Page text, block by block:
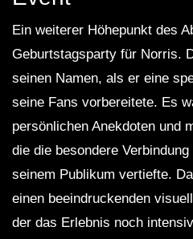
Ein weiterer Höhepunkt des
Geburtstagsparty für Norris.
seinen Namen, als er eine
seine Fans vorbereitete. Es
persönlichen Anekdoten und
die die besondere
seinem Publikum vertiefte.
einen beeindruckenden
der das Erlebnis noch